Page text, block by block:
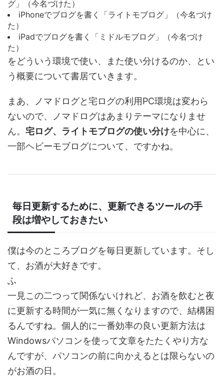
グ」（今名づけた）
iPhoneでブログを書く「ライトモブログ」（今名づけ
た）
iPadでブログを書く「ミドルモブログ」（今名づけ
た）
をどういう環境で使い、また使い分けるのか、とい
う概要について書居ていきます。
まあ、ノマドログと宅ログの利用PC環境は変わら
ないので、ノマドログはあまりテーマになりませ
ん。 宅ログ、ライトモブログの使い分けを中心に、
一部ヘビーモブログについて、ですかね。
毎日更新するために、更新できるツールの手
段は増やしておきたい
僕は今のところブログを毎日更新しています。そし
て、お酒が大好きです。
ふ
一見この二つって関係ないけれど、お酒を飲むと夜
に更新する時間が一気に無くなりますので、結構困
るんですね。個人的に一番効率の良い更新方法は
Windowsパソコンを使って文章をたたくやり方な
んですが、パソコンの前に向かえるとは限らないの
がお酒の日。